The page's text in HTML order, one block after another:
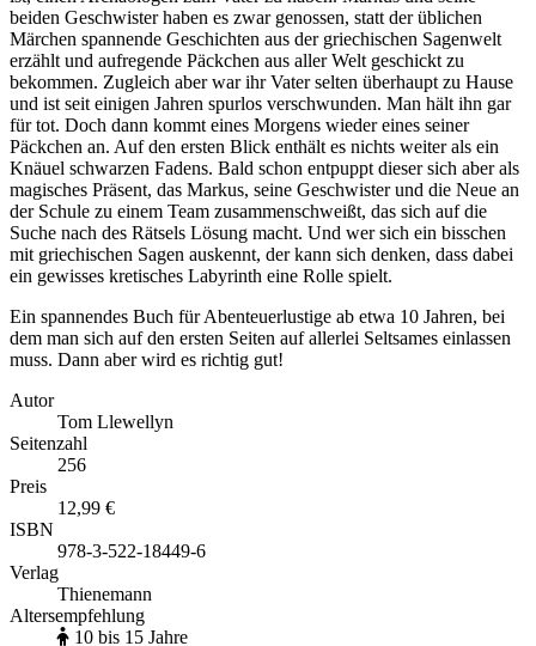
beiden Geschwister haben es zwar genossen, statt der üblichen
Märchen spannende Geschichten aus der griechischen Sagenwelt
erzählt und aufregende Päckchen aus aller Welt geschickt zu
bekommen. Zugleich aber war ihr Vater selten überhaupt zu Hause
und ist seit einigen Jahren spurlos verschwunden. Man hält ihn gar
für tot. Doch dann kommt eines Morgens wieder eines seiner
Päckchen an. Auf den ersten Blick enthält es nichts weiter als ein
Knäuel schwarzen Fadens. Bald schon entpuppt dieser sich aber als
magisches Präsent, das Markus, seine Geschwister und die Neue an
der Schule zu einem Team zusammenschweißt, das sich auf die
Suche nach des Rätsels Lösung macht. Und wer sich ein bisschen
mit griechischen Sagen auskennt, der kann sich denken, dass dabei
ein gewisses kretisches Labyrinth eine Rolle spielt.
Ein spannendes Buch für Abenteuerlustige ab etwa 10 Jahren, bei
dem man sich auf den ersten Seiten auf allerlei Seltsames einlassen
muss. Dann aber wird es richtig gut!
Autor
Tom Llewellyn
Seitenzahl
256
Preis
12,99 €
ISBN
978-3-522-18449-6
Verlag
Thienemann
Altersempfehlung
10 bis 15 Jahre